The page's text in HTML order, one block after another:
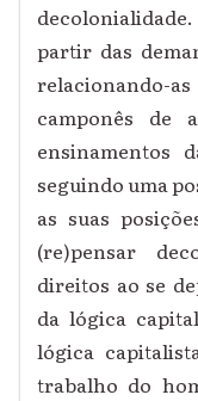
partir das
relacionando-
camponês de
ensinamentos
seguindo uma
as suas
(re)pensar
direitos ao se
da lógica
lógica
trabalho do